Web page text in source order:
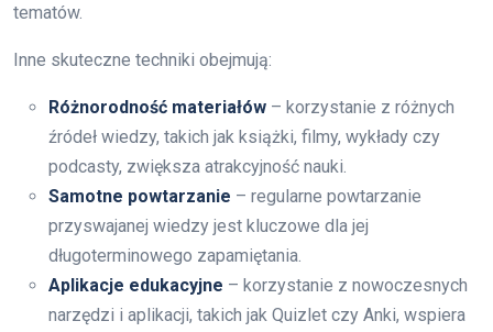
tematów.
Inne skuteczne techniki obejmują:
Różnorodność materiałów – korzystanie z różnych
źródeł wiedzy, takich jak książki, filmy, wykłady czy
podcasty, zwiększa atrakcyjność nauki.
Samotne powtarzanie – regularne powtarzanie
przyswajanej wiedzy jest kluczowe dla jej
długoterminowego zapamiętania.
Aplikacje edukacyjne – korzystanie z nowoczesnych
narzędzi i aplikacji, takich jak Quizlet czy Anki, wspiera